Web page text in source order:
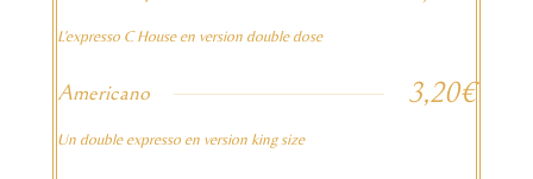
L'expresso C House en version double dose
Americano 3,20€
Un double expresso en version king size